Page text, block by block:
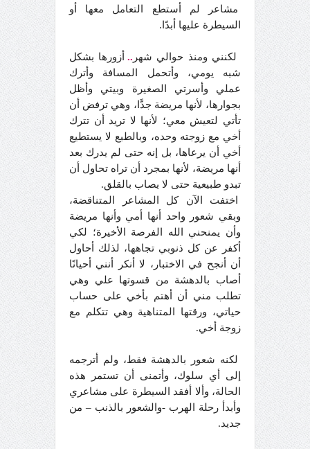
مشاعر لم أستطع التعامل معها أو
السيطرة عليها أبدًا.
لكنني ومنذ حوالي شهر ..أزورها بشكل
شبه يومي، وأتحمل المسافة وأترك
عملي وأسرتي الصغيرة وبيتي وأظل
بجوارها، لأنها مريضة جدَّا، وهي ترفض أن
تأتي لتعيش معي؛ لأنها لا تريد أن تترك
أخي مع زوجته وحده، وبالطبع لا يستطيع
أخي أن يرعاها، بل إنه حتى لم يدرك بعد
أنها مريضة، لأنها بمجرد أن تراه تحاول أن
تبدو طبيعية حتى لا يصاب بالقلق.
اختفت الآن كل المشاعر المتناقضة،
وبقي شعور واحد أنها أمي وأنها مريضة
وأن يمنحني الله الفرصة الأخيرة؛ لكي
أكفر عن كل ذنوبي تجاهها، لذلك أحاول
أن أنجح في الاختبار، لا أنكر أنني أحيانًا
أصاب بالدهشة من قسوتها علي وهي
تطلب مني أن أهتم بأخي على حساب
حياتي، ورقتها المتناهية وهي تتكلم مع
زوجة أخي.
لكنه شعور بالدهشة فقط، ولم أترجمه
إلى أي سلوك، وأتمنى أن تستمر هذه
الحالة، وألا أفقد السيطرة على مشاعري
وأبدأ رحلة الهرب -والشعور بالذنب – من
جديد.